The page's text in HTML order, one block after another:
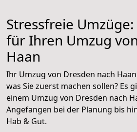
Stressfreie
für Ihren Umzug
Haan
Ihr Umzug von Dresden nach
was Sie zuerst machen sollen? Es
einem Umzug von Dresden nach
Angefangen bei der Planung bis
Hab & Gut.